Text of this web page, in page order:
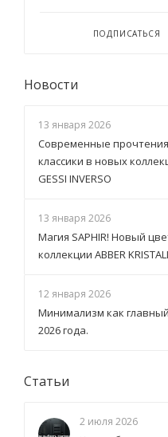
ПОДПИСАТЬСЯ
Новости
13 января 2026
Современные прочтения
классики в новых
GESSI INVERSO
13 января 2026
Магия SAPHIR! Новый
коллекции ABBER
12 января 2026
Минимализм как
2026 года.
Статьи
2 июля 2026